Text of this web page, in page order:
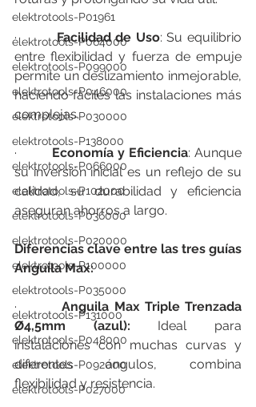
elektrotools-P01961
elektrotools-P064000
elektrotools-P099000
elektrotools-P046000
elektrotools-P030000
elektrotools-P138000
elektrotools-P066000
elektrotools-P102000
elektrotools-P036000
elektrotools-P020000
elektrotools-P100000
elektrotools-P035000
elektrotools-P131000
elektrotools-P048000
elektrotools-P092000
elektrotools-P027000
· Facilidad de Uso: Su equilibrio
entre flexibilidad y fuerza de empuje
permite un deslizamiento inmejorable,
haciendo fáciles las instalaciones más
complejas.
· Economía y Eficiencia: Aunque
su inversión inicial es un reflejo de su
calidad, su durabilidad y eficiencia
aseguran ahorros a largo.
Diferencias clave entre las tres guías
Anguila Max:
· Anguila Max Triple Trenzada
Ø4,5mm (azul): Ideal para
instalaciones con muchas curvas y
diferentes ángulos, combina
flexibilidad y resistencia.